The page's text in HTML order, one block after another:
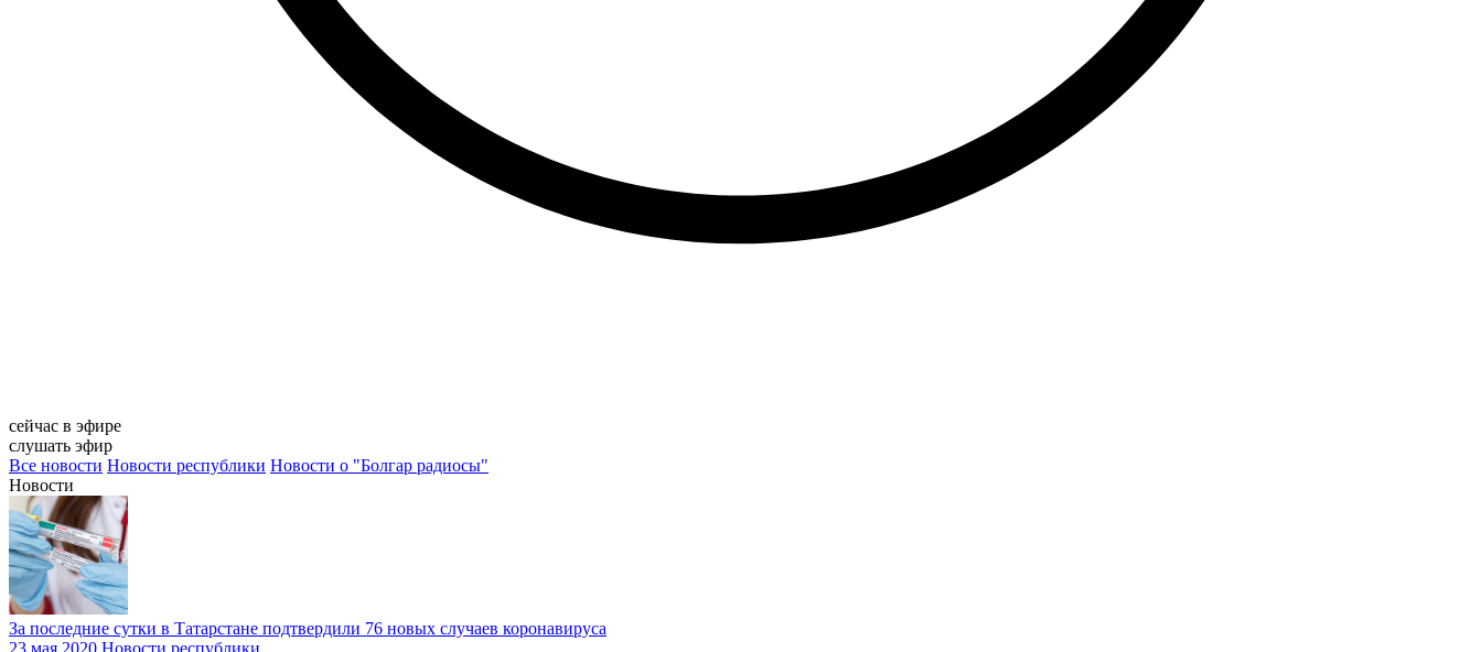
сейчас в эфире
слушать эфир
Все новости Новости республики Новости о "Болгар радиосы"
Новости
За последние сутки в Татарстане подтвердили 76 новых случаев коронавируса